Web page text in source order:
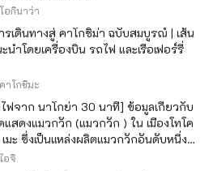
อกินาว่า
รเดินทางสู่ คาโกชิม่า ฉบับสมบูรณ์ | เส้น
นำโดยเครื่องบิน รถไฟ และเรือเฟอร์รี่
าโกชิมะ
ฟจาก นาโกย่า 30 นาที] ข้อมูลเกี่ยวกับ
แสดงแมวกวัก (แมวกวัก ) ใน เมืองโทโค
เมะ ซึ่งเป็นแหล่งผลิตแมวกวักอันดับหนึ่ง
น
อจิ